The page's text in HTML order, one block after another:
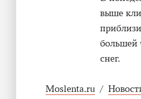
выше
большей
снег.
Moslenta.ru /